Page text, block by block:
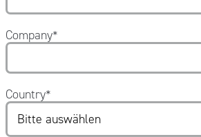
Company*
Country*